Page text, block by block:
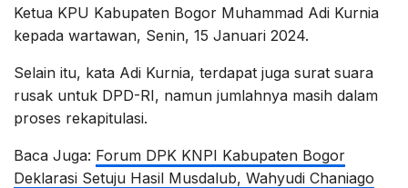
Ketua KPU Kabupaten Bogor Muhammad Adi Kurnia
kepada wartawan, Senin, 15 Januari 2024.
Selain itu, kata Adi Kurnia, terdapat juga surat suara
rusak untuk DPD-RI, namun jumlahnya masih dalam
proses rekapitulasi.
Baca Juga: Forum DPK KNPI Kabupaten Bogor
Deklarasi Setuju Hasil Musdalub, Wahyudi Chaniago